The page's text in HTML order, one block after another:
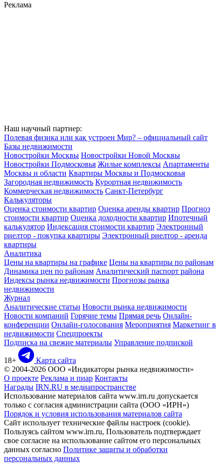
Реклама
Наш научный партнер:
Полевая физика или как устроен Мир? – официальный сайт
Базы недвижимости
Новостройки Москвы Новостройки Новой Москвы
Новостройки Подмосковья Жилые комплексы Апартаменты
Москвы и области Квартиры Москвы и Подмосковья
Загородная недвижимость Курортная недвижимость
Коммерческая недвижимость Санкт-Петербург
Калькуляторы
Оценка стоимости квартир Оценка аренды квартир Прогноз
стоимости квартир Оценка доходности квартир Ипотечный
калькулятор Индексация стоимости квартир Электронный
риелтор - покупка квартиры Электронный риелтор - аренда
квартиры
Аналитика
Цены на квартиры на графике Цены на квартиры по районам
Динамика цен по районам Аналитический паспорт района
Индексы рынка недвижимости Прогнозы рынка
недвижимости
Журнал
Аналитические статьи Новости рынка недвижимости
Новости компаний Горячие темы Прямая речь Онлайн-
конференции Онлайн-голосования Мероприятия Маркетинг в
недвижимости Спецпроекты
Подписка на свежие материалы Управление подпиской
18+
Карта сайта
© 2004-2026 ООО «Индикаторы рынка недвижимости»
О проекте Реклама и пиар Контакты
Награды IRN.RU в медиапространстве
Использование материалов сайта www.irn.ru допускается
только с согласия администрации сайта (ООО «ИРН»)
Порядок и условия использования материалов сайта
Сайт использует технические файлы настроек (cookie).
Пользуясь сайтом www.irn.ru, Пользователь подтверждает
свое согласие на использование сайтом его персональных
данных согласно Политике защиты и обработки
персональных данных